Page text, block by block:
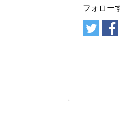
フォロー